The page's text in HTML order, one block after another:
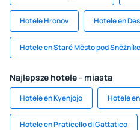
Hotele Hronov Hotele en
Hotele en Staré Město pod
Najlepsze hotele - miasta
Hotele en Kyenjojo Hotele
Hotele en Praticello di Gattatico